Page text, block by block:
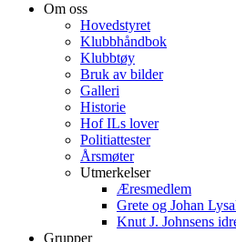
Om oss
Hovedstyret
Klubbhåndbok
Klubbtøy
Bruk av bilder
Galleri
Historie
Hof ILs lover
Politiattester
Årsmøter
Utmerkelser
Æresmedlem
Grete og Johan
Knut J. Johnsens
Grupper